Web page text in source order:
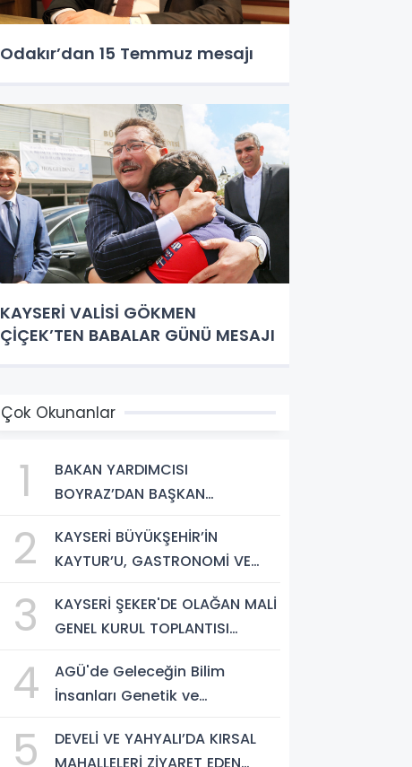
Odakır’dan 15 Temmuz mesajı
KAYSERİ VALİSİ GÖKMEN
ÇİÇEK’TEN BABALAR GÜNÜ MESAJI
Çok Okunanlar
1
BAKAN YARDIMCISI
BOYRAZ’DAN BAŞKAN
2
KAYSERİ BÜYÜKŞEHİR’İN
KAYTUR’U, GASTRONOMİ VE
ADRESİ
3
KAYSERİ ŞEKER'DE OLAĞAN MALİ
GENEL KURUL TOPLANTISI
4
AGÜ'de Geleceğin Bilim
İnsanları Genetik ve
5
DEVELİ VE YAHYALI’DA KIRSAL